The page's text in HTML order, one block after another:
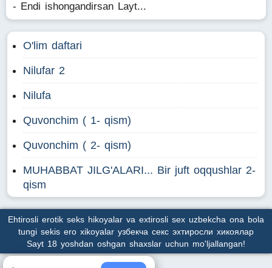
- Endi ishongandirsan Layt...
O'lim daftari
Nilufar 2
Nilufa
Quvonchim ( 1- qism)
Quvonchim ( 2- qism)
MUHABBAT JILG'ALARI... Bir juft oqqushlar 2-
qism
Ehtirosli erotik seks hikoyalar va extirosli sex uzbekcha ona bola
tungi sekis ero xikoyalar узбекча секс эхтиросли хикоялар
Sayt 18 yoshdan oshgan shaxslar uchun mo'ljallangan!